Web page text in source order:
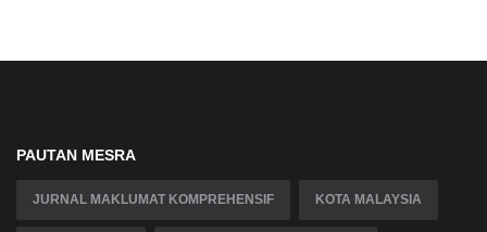
PAUTAN MESRA
JURNAL MAKLUMAT KOMPREHENSIF KOTA MALAYSIA